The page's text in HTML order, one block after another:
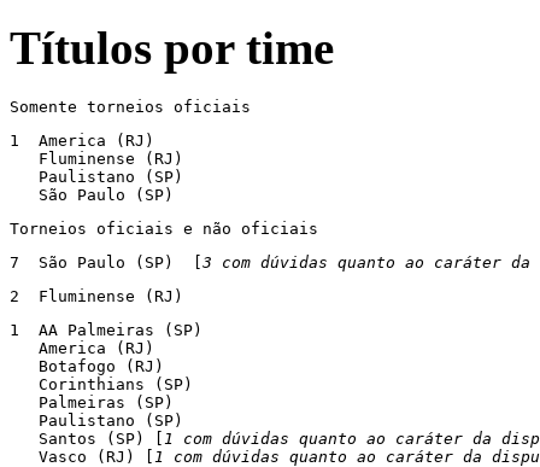
Títulos por time
Somente torneios oficiais
1  America (RJ)
   Fluminense (RJ)
   Paulistano (SP)
   São Paulo (SP)
Torneios oficiais e não oficiais
7  São Paulo (SP)  [ 3 com dúvidas quanto ao caráter da
2  Fluminense (RJ)
1  AA Palmeiras (SP)
   America (RJ)
   Botafogo (RJ)
   Corinthians (SP)
   Palmeiras (SP)
   Paulistano (SP)
   Santos (SP) [
1 com dúvidas quanto ao caráter da
   Vasco (RJ) [
1 com dúvidas quanto ao caráter da